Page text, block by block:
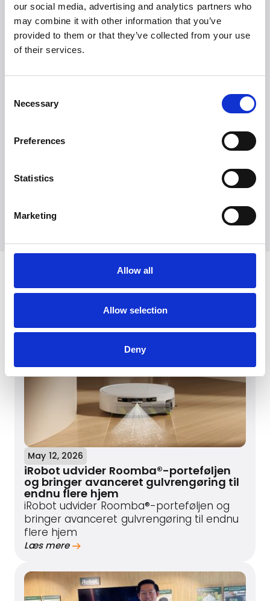
our social media, advertising and analytics partners who
may combine it with other information that you’ve
provided to them or that they’ve collected from your use
of their services.
Selection
Necessary
Preferences
Statistics
Marketing
Allow all
Allow selection
Deny
iRobot Roomba i7+ med Clean BaseDKK 6.999
Witt Denmark A/S
+45 7025 2323
Seneste nyheder
May 12, 2026
iRobot udvider Roomba®-porteføljen
og bringer avanceret gulvrengøring til
endnu flere hjem
iRobot udvider Roomba®-porteføljen og
bringer avanceret gulvrengøring til endnu
flere hjem
Læs mere